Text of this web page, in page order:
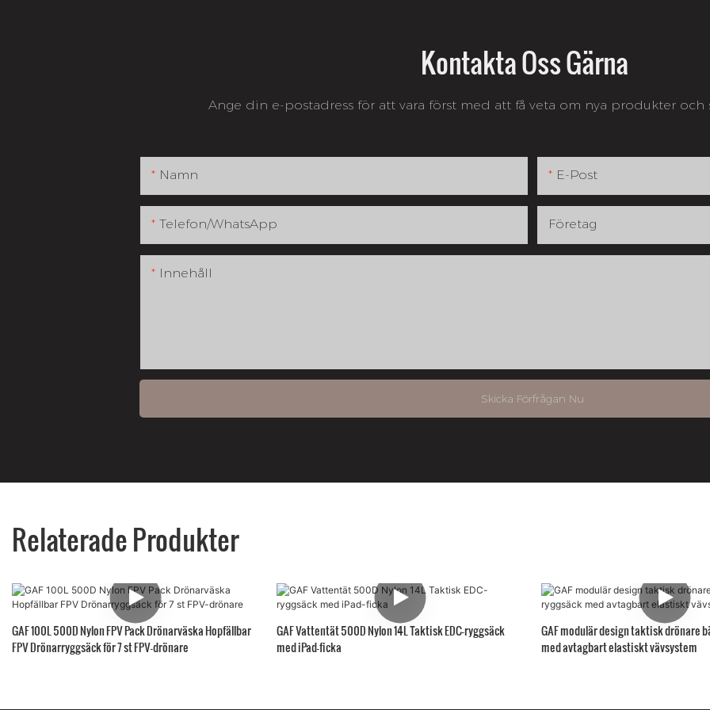
Kontakta Oss Gärna
Ange din e-postadress för att vara först med att få veta om nya produkter och
Namn E-Post
Telefon/whatsApp Företag
Innehåll
Skicka Förfrågan Nu
Relaterade Produkter
GAF 100L 500D Nylon FPV Pack Drönarväska Hopfällbar
FPV Drönarryggsäck för 7 st FPV-drönare
GAF Vattentät 500D Nylon 14L Taktisk EDC-ryggsäck
med iPad-ficka
GAF modulär design taktisk drönare
med avtagbart elastiskt vävsystem